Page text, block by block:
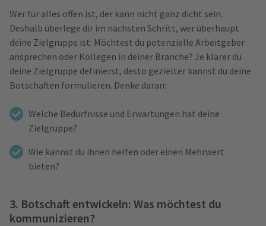
Wer für alles offen ist, der kann nicht ganz dicht sein.
Deshalb überlege dir im nächsten Schritt, wer überhaupt
deine Zielgruppe ist. Möchtest du potenzielle Arbeitgeber
ansprechen oder Kollegen in deiner Branche? Je klarer du
deine Zielgruppe definierst, desto gezielter kannst du deine
Botschaften formulieren. Denke daran:
Welche Bedürfnisse und Erwartungen hat deine
Zielgruppe?
Wie kannst du ihnen helfen oder einen Mehrwert
bieten?
3. Botschaft entwickeln: Was möchtest du
kommunizieren?